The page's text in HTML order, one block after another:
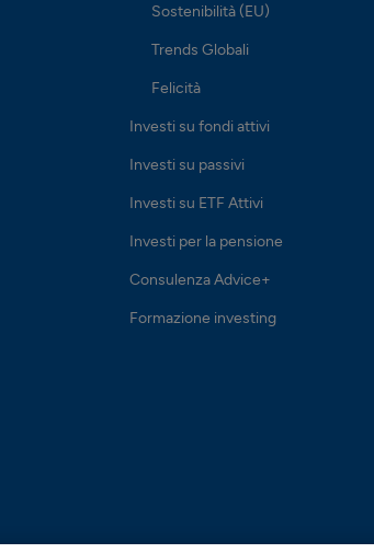
Sostenibilità (EU)
Trends Globali
Felicità
Investi su fondi attivi
Investi su passivi
Investi su ETF Attivi
Investi per la pensione
Consulenza Advice+
Formazione investing